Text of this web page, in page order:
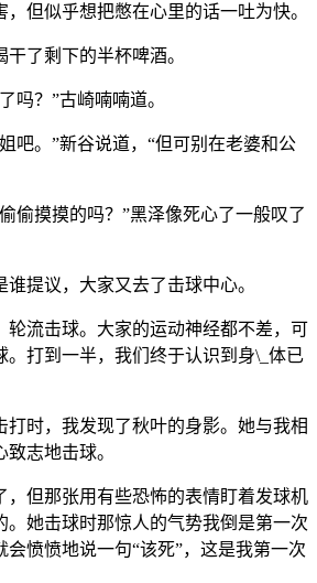
但似乎想把憋在心里的话一吐为快。
了剩下的半杯啤酒。
吗？”古崎喃喃道。
吧。”新谷说道，“但可别在老婆和公
偷摸摸的吗？”黑泽像死心了一般叹了
提议，大家又去了击球中心。
轮流击球。大家的运动神经都不差，可
。打到一半，我们终于认识到身\_体已
打时，我发现了秋叶的身影。她与我相
志地击球。
，但那张用有些恐怖的表情盯着发球机
。她击球时那惊人的气势我倒是第一次
会愤愤地说一句“该死”，这是我第一次